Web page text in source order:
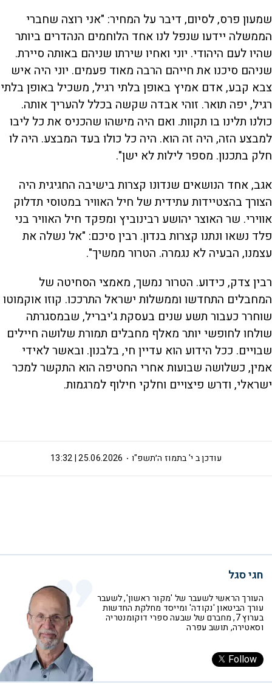
שמעון פרס, לסיום, דיבר על המחיר: "אני רוצה שחברי
הממשלה יידעו שנפל לנו אחד הלוחמים הנהדרים ביותר
שהיו לעם היהודי. יוני ואחיו שירתו שניהם באותה סיירת.
שניהם סיכנו את חייהם הרבה מאוד פעמים. יוני היה איש
צבא קבע, אדם אמיץ באופן בלתי רגיל, משכיל באופן בלתי
רגיל, יפה תואר. זוהי אבדה שקשה בכלל להעריך אותה.
כולנו תלינו בו תקוות. ואם היה מישהו שהכניס את כל ליבו
למבצע הזה, היה זה הוא. היה כל כולו בעד המבצע. היה לו
חלק בתכנון. מספר לילות לא ישן".
אגב, אחד הנושאים שנדונו קצרות בישיבה החגיגית היה
הצורך בהצטיידות עתידית של חיל האוויר במטוסי תדלוק
אווירי. שר האוצר יהושע רבינוביץ ומפקד חיל האוויר בני
פלד נשאו ונתנו קצרות בנדון. רבין סיכם: "אל נשלה את
עצמנו, הבעיה לא נגמרה. הטרור ממשיך".
רבין צדק, כידוע. הטרור נמשך, מאמצי הסחיטה של
המחבלים התחדשו וממשלות ישראל התרככו. קוזו אוקמוטו
שוחרר כעבור תשע שנים בעסקת ג'יבריל, שבמסגרתה
שולחו לחופשי יותר מאלף מחבלים תמורת שלושה חיילים
שבויים. ככל הידוע הוא עדיין חי, בלבנון. ובאשר לאידי
אמין, כשלושה שבועות אחרי החטיפה הוא התקשר למכר
ישראלי, ודרש פיצויים וחלקי חילוף למרגמות.
י' בתמוז ה׳תשפ"ו 25.06.2026 | 13:32 עודכן ב
חגי סגל
העורך הראשי לשעבר של 'מקור ראשון', לשעבר
עורך הביטאון 'נקודה' ומייסד מחלקת החדשות
בערוץ 7, מחברם של שבעה ספרי דוקומנטריה
וסאטירה, תושב עפרה
Follow